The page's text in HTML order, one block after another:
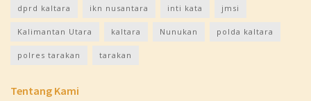
dprd kaltara ikn nusantara inti kata jmsi
Kalimantan Utara kaltara Nunukan polda kaltara
polres tarakan tarakan
Tentang Kami